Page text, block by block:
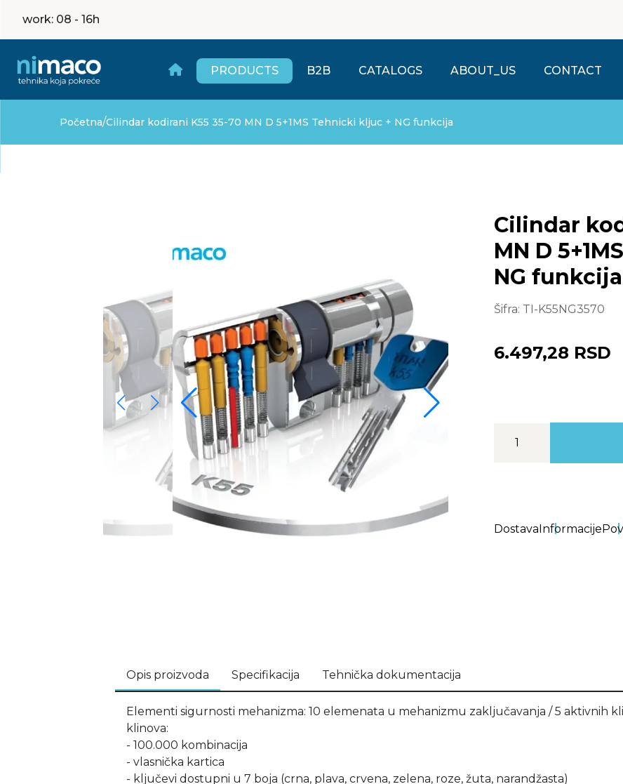
work: 08 - 16h
PRODUCTS B2B CATALOGS ABOUT_US CONTACT
Početna/Cilindar kodirani K55 35-70 MN D 5+1MS Tehnicki kljuc + NG funkcija
Cilindar kodirani
MN D
NG funkcija
Šifra: TI-K55NG3570
6.497,28 RSD
DostavaInformacije
Opis proizvoda Specifikacija Tehnička dokumentacija
Elementi sigurnosti mehanizma: 10 elemenata u mehanizmu zaključavanja / 5 aktivnih
klinova:
- 100.000 kombinacija
- vlasnička kartica
- ključevi dostupni u 7 boja (crna, plava, crvena, zelena, roze, žuta, narandžasta)